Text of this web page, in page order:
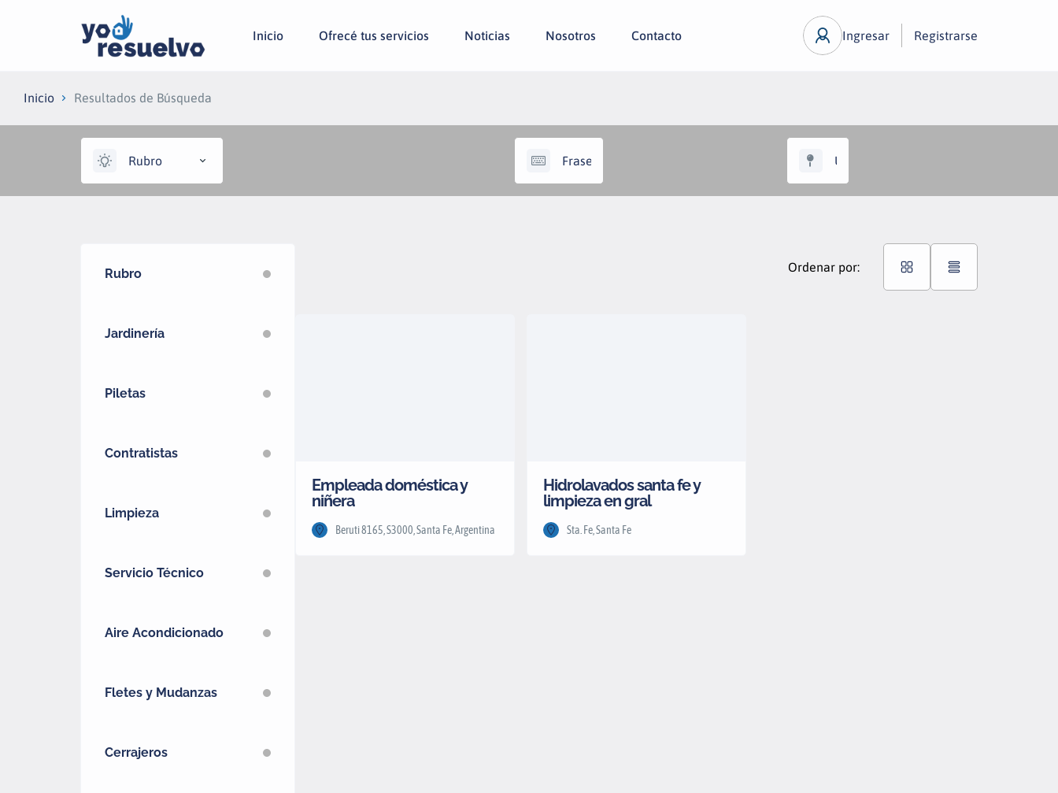
Inicio Ofrecé tus servicios Noticias Nosotros Contacto Ingresar Registrarse
Inicio Resultados de Búsqueda
Rubro
Rubro
Jardinería
Piletas
Contratistas
Limpieza
Servicio Técnico
Aire Acondicionado
Fletes y Mudanzas
Cerrajeros
Ordenar por:
Empleada doméstica y
niñera
Beruti 8165, S3000, Santa Fe, Argentina
Hidrolavados santa fe y
limpieza en gral
Sta. Fe, Santa Fe